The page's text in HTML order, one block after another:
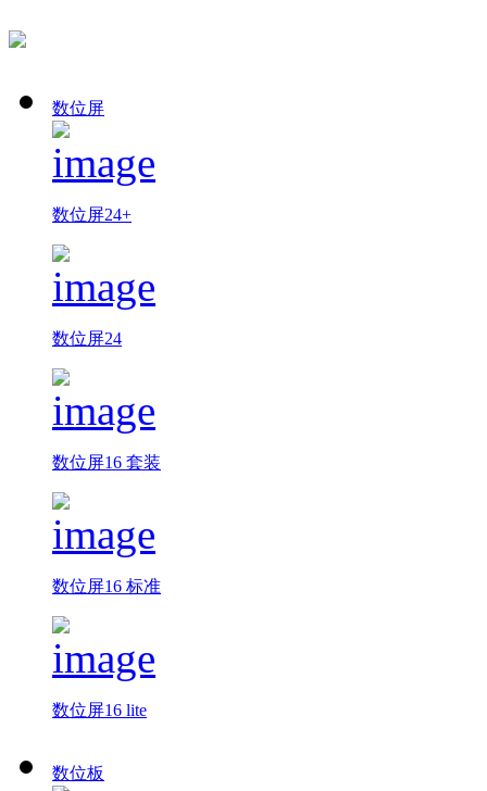
数位屏
数位屏24+
数位屏24
数位屏16 套装
数位屏16 标准
数位屏16 lite
数位板